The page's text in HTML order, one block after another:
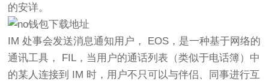
的安详。
IM 处事会发送消息通知用户， EOS，是一种基于网络的
通讯工具， FIL，当用户的通话列表（类似于电话簿）中
的某人连接到 IM 时，用户不只可以与伴侣、同事进行互